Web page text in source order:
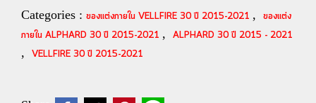
Categories : ของแต่งภายใน VELLFIRE 30 ปี 2015-2021 , ของแต่ง
ภายใน ALPHARD 30 ปี 2015-2021 , ALPHARD 30 ปี 2015 - 2021
, VELLFIRE 30 ปี 2015-2021